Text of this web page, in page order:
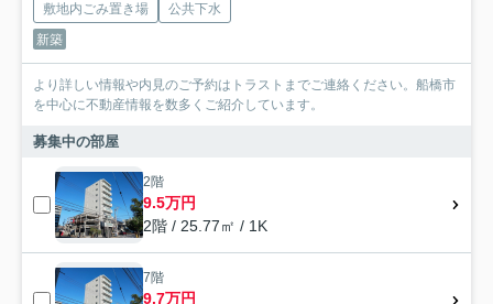
敷地内ごみ置き場
公共下水
新築
より詳しい情報や内見のご予約はトラストまでご連絡ください。船橋市
を中心に不動産情報を数多くご紹介しています。
募集中の部屋
2階
9.5万円
2階 / 25.77㎡ / 1K
7階
9.7万円